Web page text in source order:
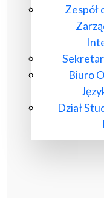
Zespół
Biuro
Dział